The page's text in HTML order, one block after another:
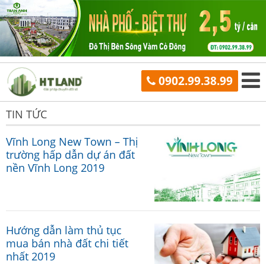
0902.99.38.99
TIN TỨC
Vĩnh Long New Town – Thị
trường hấp dẫn dự án đất
nền Vĩnh Long 2019
Hướng dẫn làm thủ tục
mua bán nhà đất chi tiết
nhất 2019